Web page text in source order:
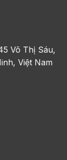
Võ Thị Sáu,
Việt Nam